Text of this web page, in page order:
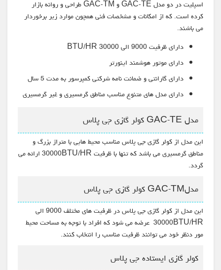
اسپلیت در دو مدل GAC-TE و GAC-TM طراحی و روانه بازار
کرده است. که از امکانات و مشخصات فنی همچون موارد زیر برخوردار
می باشند.
دارای ظرفیت 9000 الی 30000 BTU/HR
دارای موتور هوشمند اینورتر
دارای گارانتی و ضمانت نامه شرکتی کمپرسور به مدت 5 سال
دارای مدل های متنوع مناسب مناطق گرمسیری و غیر گرمسیری
مدل GAC-TE کولر گازی جی پلاس
این مدل از کولر گازی جی پلاس مناسب محیط هایی با متراژ بزرگ و
مناطق گرمسیری می باشد که تنها با ظرفیت 30000BTU/HR ارائه می
گردد.
مدلGAC-TM کولر گازی جی پلاس
این مدل از کولر گازی جی پلاس در ظرفیت های مختلف 9000 الی
30000BTU/HR عرضه می شود که افراد با توجه به مساحت محیط
مور دنظر خود می توانند ظرفیت مناسب را انتخاب کنند.
کولر گازی ایستاده جی پلاس